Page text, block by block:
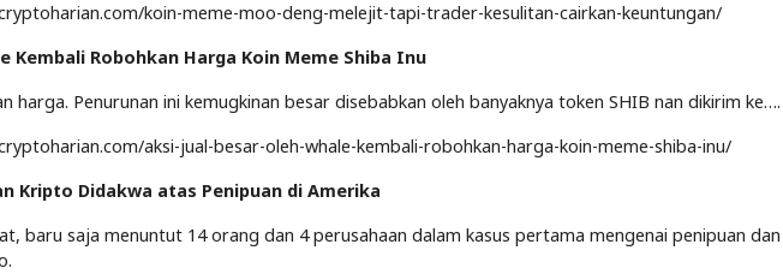
koin-meme-moo-deng-melejit-tapi-trader-kesulitan-cairkan-keuntungan/
Kembali Robohkan Harga Koin Meme Shiba Inu
harga. Penurunan ini kemugkinan besar disebabkan oleh banyaknya token SHIB nan dikirim ke….
aksi-jual-besar-oleh-whale-kembali-robohkan-harga-koin-meme-shiba-inu/
Kripto Didakwa atas Penipuan di Amerika
baru saja menuntut 14 orang dan 4 perusahaan dalam kasus pertama mengenai penipuan dan